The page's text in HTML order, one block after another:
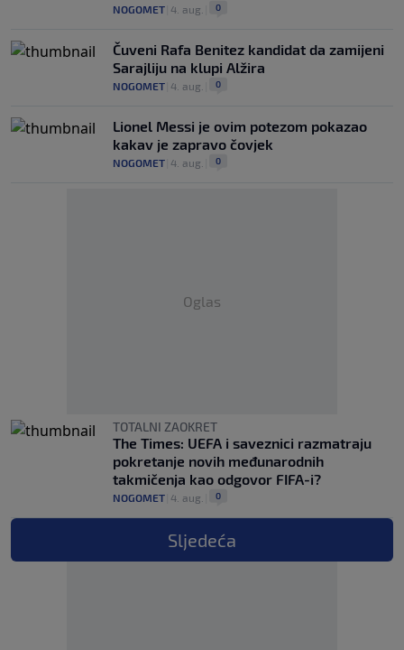
NOGOMET 4. aug. 0
Čuveni Rafa Benitez kandidat da zamijeni
Sarajliju na klupi Alžira
NOGOMET 4. aug. 0
Lionel Messi je ovim potezom pokazao
kakav je zapravo čovjek
NOGOMET 4. aug. 0
Oglas
TOTALNI ZAOKRET
The Times: UEFA i saveznici razmatraju
pokretanje novih međunarodnih
takmičenja kao odgovor FIFA-i?
NOGOMET 4. aug. 0
Sljedeća